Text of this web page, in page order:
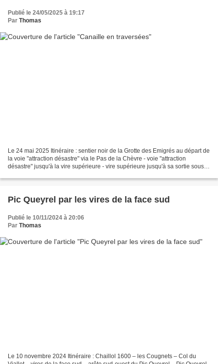
Publié le 24/05/2025 à 19:17
Par Thomas
Le 24 mai 2025 Itinéraire : sentier noir de la Grotte des Emigrés au départ de
la voie "attraction désastre" via le Pas de la Chèvre - voie "attraction
désastre" jusqu'à la vire supérieure - vire supérieure jusqu'à sa sortie sous le
Pic Queyrel par les vires de la face sud
Publié le 10/11/2024 à 20:06
Par Thomas
Le 10 novembre 2024 Itinéraire : Chaillol 1600 – les Cougnets – Col du